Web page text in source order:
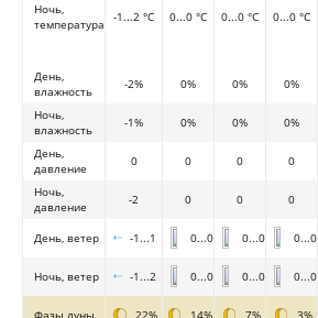
Ночь,
температура
-1...2 °C 0...0 °C 0...0 °C 0...0 °C
День,
влажность
-2% 0% 0% 0%
Ночь,
влажность
-1% 0% 0% 0%
День,
давление
0 0 0 0
Ночь,
давление
-2 0 0 0
День, ветер -1...1 0...0 0...0 0...0
Ночь, ветер -1...2 0...0 0...0 0...0
Фазы луны 22% 14% 7% 3%